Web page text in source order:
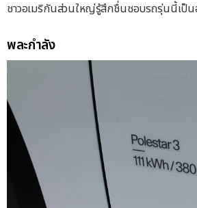
ชาวอเมริกันส่วนใหญ่รู้สึกชื่นชอบรถรุ่นนี้เป็น
พละกำลัง